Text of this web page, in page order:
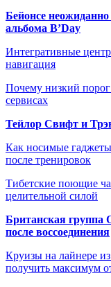
Бейонсе
альбома B’Day
Интегративные
навигация
Почему низкий
сервисах
Тейлор Свифт и
Как носимые
после тренировок
Тибетские поющие
целительной силой
Британская группа
после воссоединения
Круизы на лайнере
получить максимум